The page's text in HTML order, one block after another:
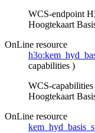
WCS-endpoint
Hoogtekaart
OnLine resource
capabilities )
WCS-
Hoogtekaart
OnLine resource